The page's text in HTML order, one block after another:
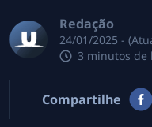
Redação
24/01/2025 -
3 minutos de
Compartilhe